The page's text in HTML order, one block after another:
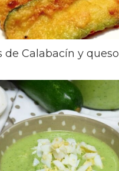
de Calabacín y queso